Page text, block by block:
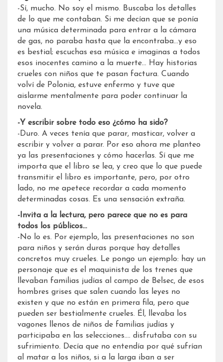
-Sí, mucho. No soy el mismo. Buscaba los detalles
de lo que me contaban. Si me decían que se ponía
una música determinada para entrar a la cámara
de gas, no paraba hasta que la encontraba…y eso
es bestial; escuchas esa música e imaginas a todos
esos inocentes camino a la muerte… Hay historias
crueles con niños que te pasan factura. Cuando
volví de Polonia, estuve enfermo y tuve que
aislarme mentalmente para poder continuar la
novela.
-Y escribir sobre todo eso ¿cómo ha sido?
-Duro. A veces tenía que parar, masticar, volver a
escribir y volver a parar. Por eso ahora me planteo
ya las presentaciones y cómo hacerlas. Sí que me
importa que el libro se lea, y creo que lo que puede
transmitir el libro es importante, pero, por otro
lado, no me apetece recordar a cada momento
determinadas cosas. Es una sensación extraña.
-Invita a la lectura, pero parece que no es para
todos los públicos…
-No lo es. Por ejemplo, las presentaciones no son
para niños y serán duras porque hay detalles
concretos muy crueles. Le pongo un ejemplo: hay un
personaje que es el maquinista de los trenes que
llevaban familias judías al campo de Belsec, de esos
hombres grises que salen cuando las leyes no
existen y que no están en primera fila, pero que
pueden ser bestialmente crueles. Él, llevaba los
vagones llenos de niños de familias judías y
participaba en las selecciones…. disfrutaba con su
sufrimiento. Decía que no entendía por qué sufrían
al matar a los niños, si a la larga iban a ser